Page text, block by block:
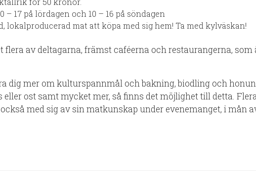
– 17 på lördagen och 10 – 16 på söndagen
lokalproducerad mat att köpa med sig hem! Ta med kylväskan!
flera av deltagarna, främst caféerna och restaurangerna, som
dig mer om kulturspannmål och bakning, biodling och
ost samt mycket mer, så finns det möjlighet till detta.
med sig av sin matkunskap under evenemanget, i mån